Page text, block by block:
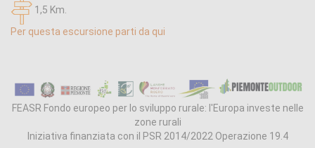
1,5 Km.
Per questa escursione parti da qui
FEASR Fondo europeo per lo sviluppo rurale: l'Europa investe nelle
zone rurali
Iniziativa finanziata con il PSR 2014/2022 Operazione 19.4